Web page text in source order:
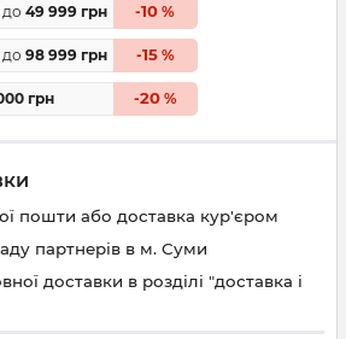
до 49 999 грн -10 %
до 98 999 грн -15%
грн -20%
пошти або доставка кур'єром
партнерів в м. Суми
доставки в розділі "доставка і